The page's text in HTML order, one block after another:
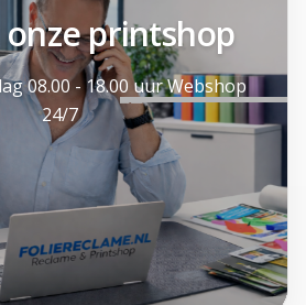
printshop
08.00 - 18.00 uur Webshop
24/7